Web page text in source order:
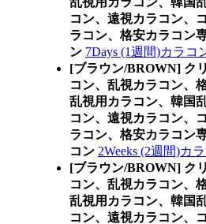
コン、遠視カラコン、
ラコン、格安カラコン
ン 7Days (1週間)カラコ
[ブラウン/BROWN] ク
コン、乱視カラコン、
乱視用カラコン、韓国
コン、遠視カラコン、
ラコン、格安カラコン
コン 2Weeks (2週間)カ
[ブラウン/BROWN] ク
コン、乱視カラコン、
乱視用カラコン、韓国
コン、遠視カラコン、